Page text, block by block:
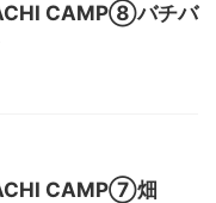
CAMP⑧バチバ
CAMP⑦畑